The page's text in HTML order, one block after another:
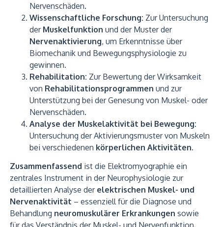
Nervenschäden.
Wissenschaftliche Forschung: Zur Untersuchung
der Muskelfunktion und der Muster der
Nervenaktivierung, um Erkenntnisse über
Biomechanik und Bewegungsphysiologie zu
gewinnen.
Rehabilitation: Zur Bewertung der Wirksamkeit
von Rehabilitationsprogrammen und zur
Unterstützung bei der Genesung von Muskel- oder
Nervenschäden.
Analyse der Muskelaktivität bei Bewegung:
Untersuchung der Aktivierungsmuster von Muskeln
bei verschiedenen körperlichen Aktivitäten.
Zusammenfassend ist die Elektromyographie ein
zentrales Instrument in der Neurophysiologie zur
detaillierten Analyse der elektrischen Muskel- und
Nervenaktivität – essenziell für die Diagnose und
Behandlung neuromuskulärer Erkrankungen sowie
für das Verständnis der Muskel- und Nervenfunktion.